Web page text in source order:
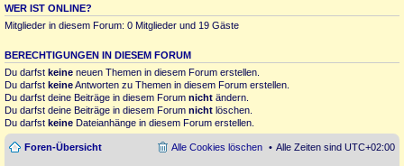
WER IST ONLINE?
Mitglieder in diesem Forum: 0 Mitglieder und 19 Gäste
BERECHTIGUNGEN IN DIESEM FORUM
Du darfst keine neuen Themen in diesem Forum erstellen.
Du darfst keineAntworten zu Themen in diesem Forum erstellen.
Du darfst deine Beiträge in diesem Forum nicht ändern.
Du darfst deine Beiträge in diesem Forum nicht löschen.
Du darfst keine Dateianhänge in diesem Forum erstellen.
Foren-Übersicht Alle Zeiten sind UTC+02:00
Alle Cookies löschen